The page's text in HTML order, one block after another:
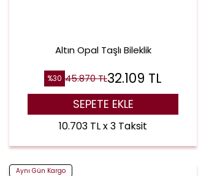
Altın Opal Taşlı Bileklik
%30 45.870TL32.109 TL
SEPETE EKLE
10.703 TL x 3 Taksit
Aynı Gün Kargo